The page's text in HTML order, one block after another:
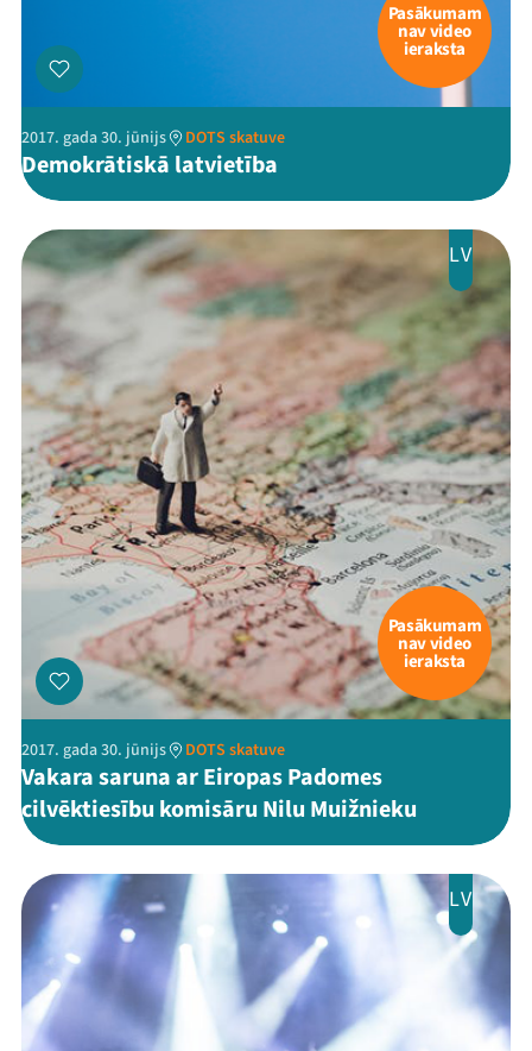
Pasākumam
nav video
ieraksta
2017. gada 30. jūnijs DOTS skatuve
Demokrātiskā latvietība
LV
Pasākumam
nav video
ieraksta
2017. gada 30. jūnijs DOTS skatuve
Vakara saruna ar Eiropas Padomes
cilvēktiesību komisāru Nilu Muižnieku
LV